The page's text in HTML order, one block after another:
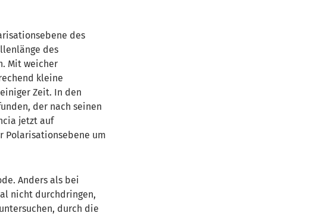
des
des
Mit weicher
kleine
Zeit. In den
der nach seinen
jetzt auf
Polarisationsebene um
Anders als bei
nicht durchdringen,
durch die